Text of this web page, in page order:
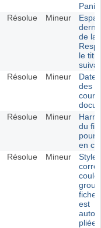
Résolue Mineur
de la
le
Résolue Mineur
Date
des
Résolue Mineur
du fil
pour
en
Résolue Mineur
Style
fiche
est
pliée